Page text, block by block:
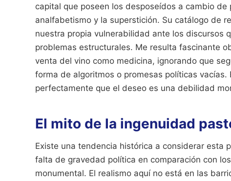
capital que poseen los desposeídos a cambio de
analfabetismo y la superstición. Su catálogo de
nuestra propia vulnerabilidad ante los discursos
problemas estructurales. Me resulta fascinante
venta del vino como medicina, ignorando que
forma de algoritmos o promesas políticas
perfectamente que el deseo es una debilidad
El mito de la ingenuidad
Existe una tendencia histórica a considerar esta
falta de gravedad política en comparación con
monumental. El realismo aquí no está en las